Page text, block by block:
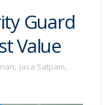
Guard
Value
, Jasa Satpam,